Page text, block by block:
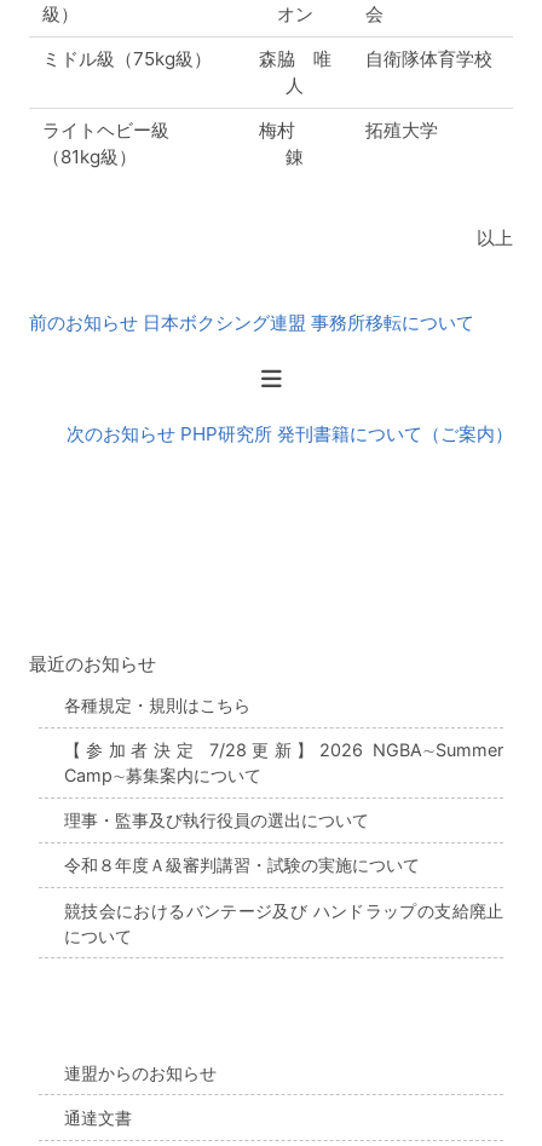
級）
オン
会
ミドル級（75kg級）
森脇 唯
人
自衛隊体育学校
ライトヘビー級
（81kg級）
梅村
錬
拓殖大学
以上
後
前のお知らせ 日本ボクシング連盟 事務所移転について
次のお知らせ PHP研究所 発刊書籍について（ご案内）
最近のお知らせ
各種規定・規則はこちら
【参加者決定 7/28更新】2026 NGBA∼Summer
Camp∼募集案内について
理事・監事及び執行役員の選出について
令和８年度Ａ級審判講習・試験の実施について
競技会におけるバンテージ及び ハンドラップの支給廃止
について
連盟からのお知らせ
通達文書